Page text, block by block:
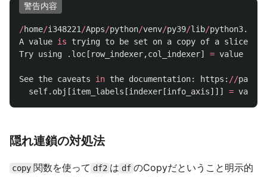
警告内容
/home/i348221/Apps/python/venv/py39/lib/python3.
A value is trying to be set on a copy of a slice
Try using . loc [ row_indexer,col_indexer] = value
See the caveats in the documentation: https : //pandas
self. obj [item_labels [indexer [info_axis]]] = value
隠れ連鎖の対処法
copy 関数を使って df2 は df のCopyだということ明示的